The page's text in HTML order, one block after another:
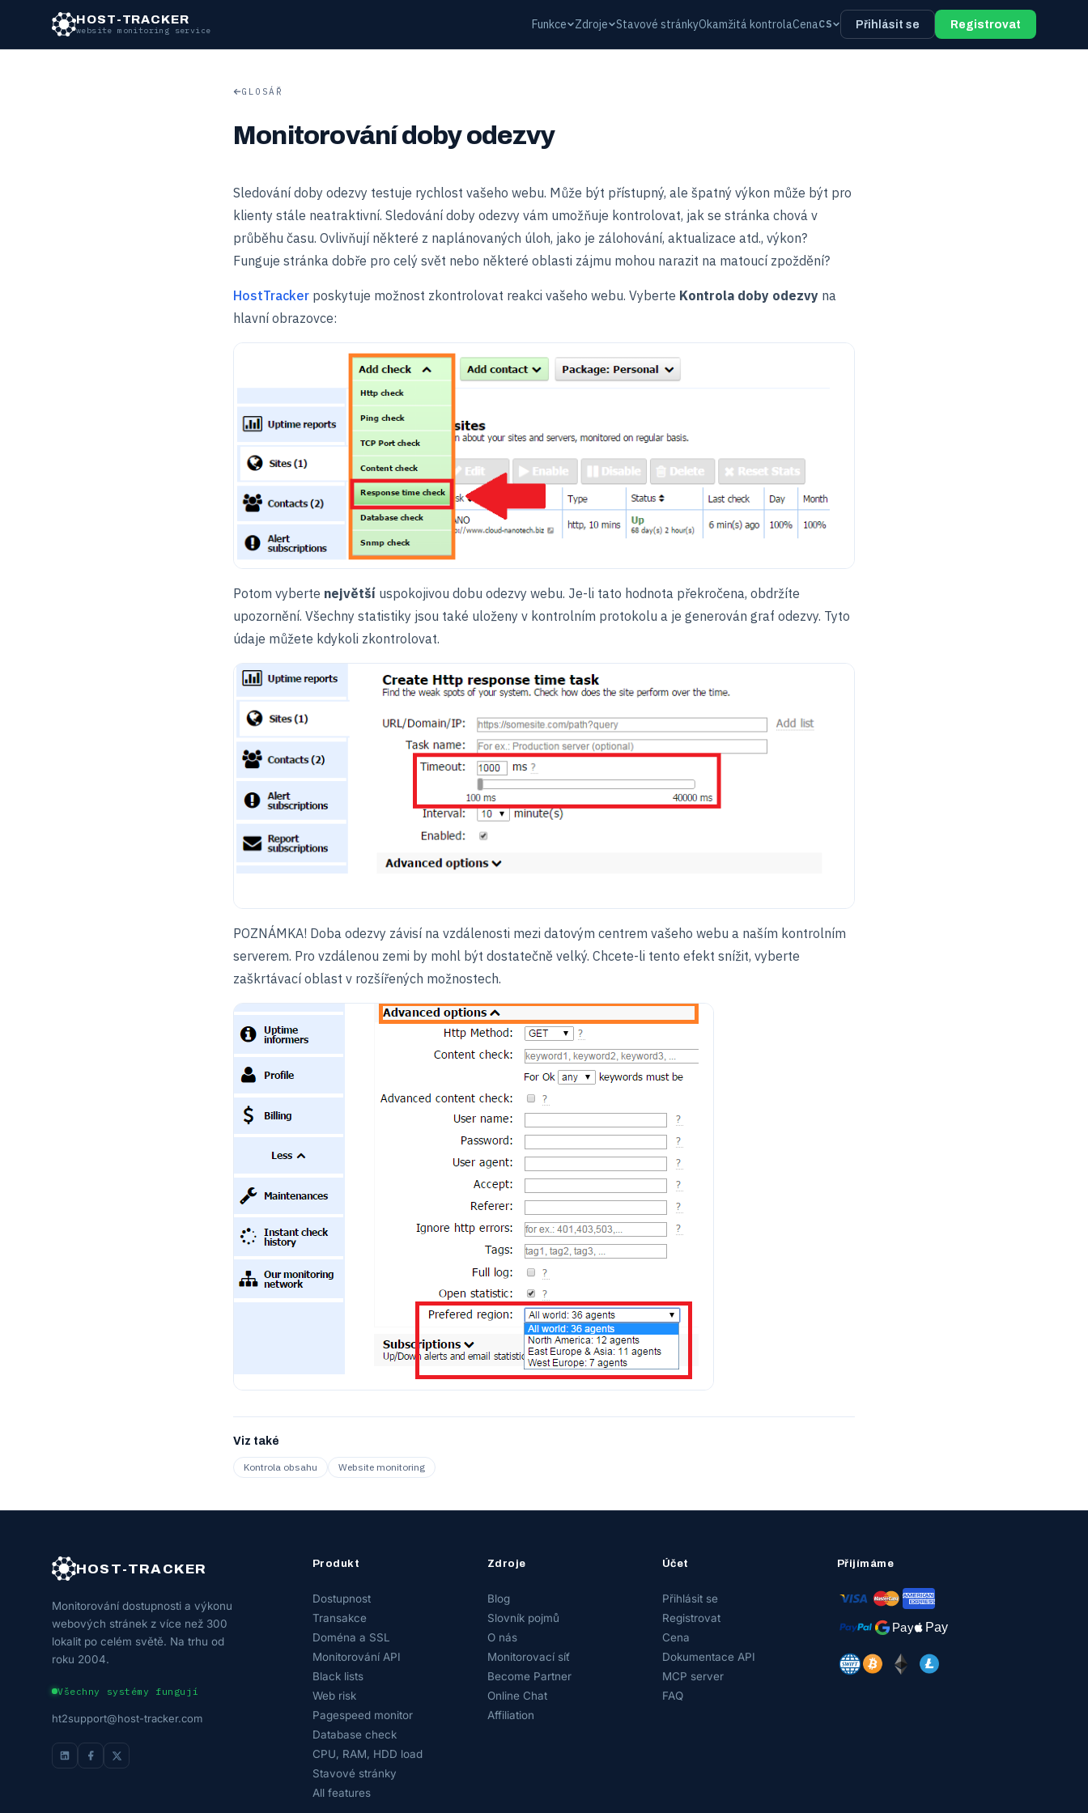
HOST-TRACKER
website monitoring service Funkce Zdroje Stavové stránkyOkamžitá kontrolaCena CS Přihlásit se Registrovat
GLOSÁŘ
Monitorování doby odezvy
Sledování doby odezvy testuje rychlost vašeho webu. Může být přístupný, ale špatný výkon může být pro
klienty stále neatraktivní. Sledování doby odezvy vám umožňuje kontrolovat, jak se stránka chová v
průběhu času. Ovlivňují některé z naplánovaných úloh, jako je zálohování, aktualizace atd., výkon?
Funguje stránka dobře pro celý svět nebo některé oblasti zájmu mohou narazit na matoucí zpoždění?
HostTracker poskytuje možnost zkontrolovat reakci vašeho webu. Vyberte Kontrola doby odezvy na
hlavní obrazovce:
Potom vyberte největší uspokojivou dobu odezvy webu. Je-li tato hodnota překročena, obdržíte
upozornění. Všechny statistiky jsou také uloženy v kontrolním protokolu a je generován graf odezvy. Tyto
údaje můžete kdykoli zkontrolovat.
POZNÁMKA! Doba odezvy závisí na vzdálenosti mezi datovým centrem vašeho webu a naším kontrolním
serverem. Pro vzdálenou zemi by mohl být dostatečně velký. Chcete-li tento efekt snížit, vyberte
zaškrtávací oblast v rozšířených možnostech.
Viz také
Kontrola obsahu Website monitoring
HOST-TRACKER
Monitorování dostupnosti a výkonu
webových stránek z více než 300
lokalit po celém světě. Na trhu od
roku 2004.
Všechny systémy fungují
ht2support@host-tracker.com
Produkt
Dostupnost
Transakce
Doména a SSL
Monitorování API
Black lists
Web risk
Pagespeed monitor
Database check
CPU, RAM, HDD load
Stavové stránky
All features
Zdroje
Blog
Slovník pojmů
O nás
Monitorovací síť
Become Partner
Online Chat
Affiliation
Účet
Přihlásit se
Registrovat
Cena
Dokumentace API
MCP server
FAQ
Přijímáme